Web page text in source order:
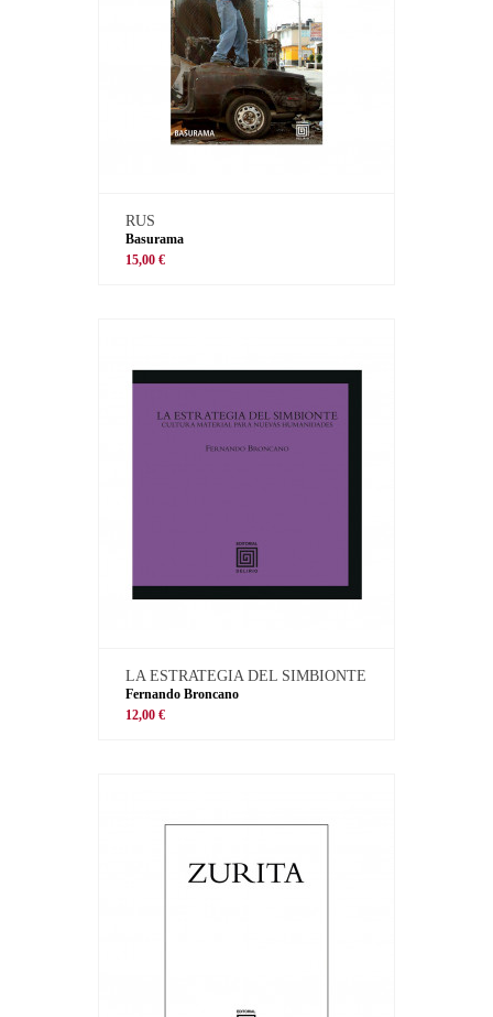
RUS
Basurama
15,00 €
LA ESTRATEGIA DEL SIMBIONTE
Fernando Broncano
12,00 €